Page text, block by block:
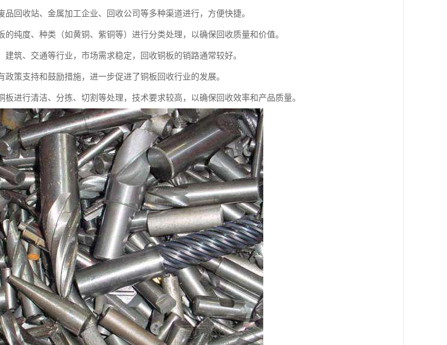
回收站、金属加工企业、回收公司等多种渠道进行，方便快捷。
纯度、种类（如黄铜、紫铜等）进行分类处理，以确保回收质量和价值。
筑、交通等行业，市场需求稳定，回收铜板的销路通常较好。
策支持和鼓励措施，进一步促进了铜板回收行业的发展。
进行清洁、分拣、切割等处理，技术要求较高，以确保回收效率和产品质量。